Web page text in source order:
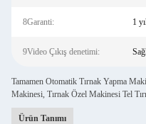
8Garanti: 1
9Video Çıkış denetimi:
Tamamen Otomatik Tırnak Yapma
Makinesi, Tırnak Özel Makinesi Tel
Ürün Tanımı